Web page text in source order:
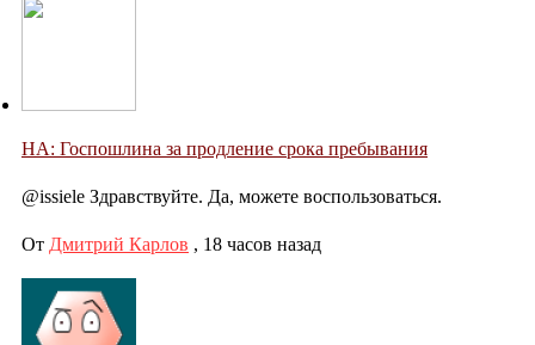
НА: Госпошлина за продление срока пребывания
@issiele Здравствуйте. Да, можете воспользоваться.
От Дмитрий Карлов , 18 часов назад